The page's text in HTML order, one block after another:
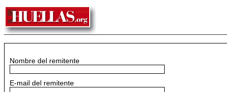
Nombre del remitente
E-mail del remitente